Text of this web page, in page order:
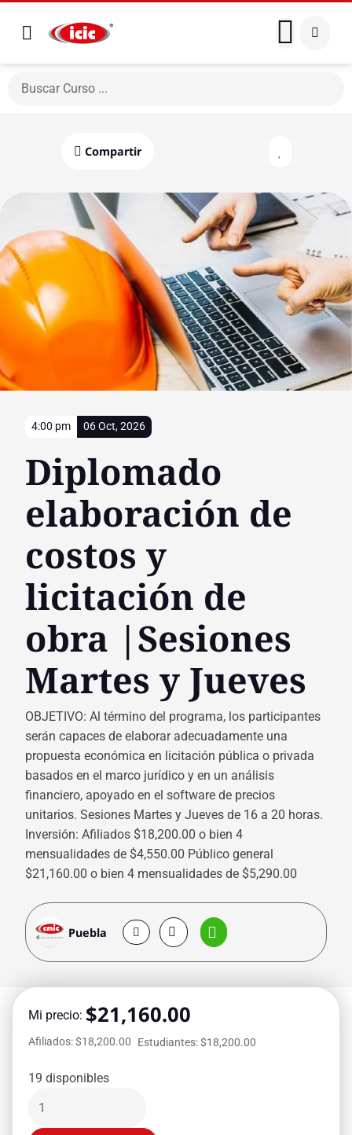
4:00 pm 06 Oct, 2026
Diplomado
elaboración de
costos y
licitación de
obra |Sesiones
Martes y Jueves
OBJETIVO: Al término del programa, los participantes
serán capaces de elaborar adecuadamente una
propuesta económica en licitación pública o privada
basados en el marco jurídico y en un análisis
financiero, apoyado en el software de precios
unitarios. Sesiones Martes y Jueves de 16 a 20 horas.
Inversión: Afiliados $18,200.00 o bien 4
mensualidades de $4,550.00 Público general
$21,160.00 o bien 4 mensualidades de $5,290.00
Puebla
Compartir
Mi precio: $21,160.00
Afiliados: $18,200.00 Estudiantes: $18,200.00
19 disponibles